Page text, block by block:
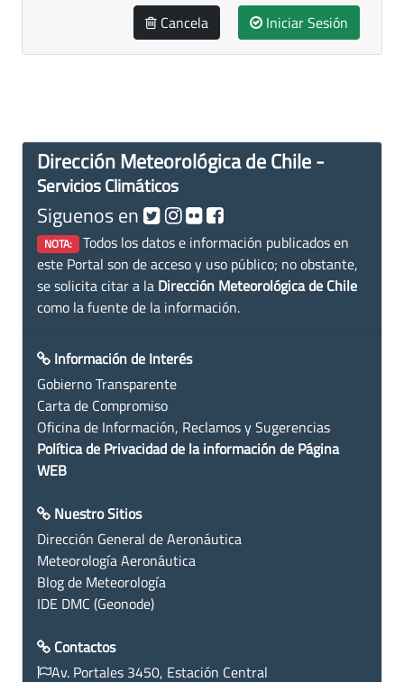
Cancela Iniciar Sesión
Dirección Meteorológica de Chile -
Servicios Climáticos
Siguenos en
NOTA: Todos los datos e información publicados en
este Portal son de acceso y uso público; no obstante,
se solicita citar a la Dirección Meteorológica de Chile
como la fuente de la información.
Información de Interés
Gobierno Transparente
Carta de Compromiso
Oficina de Información, Reclamos y Sugerencias
Política de Privacidad de la información de Página
WEB
Nuestro Sitios
Dirección General de Aeronáutica
Meteorología Aeronáutica
Blog de Meteorología
IDE DMC (Geonode)
Contactos
Av. Portales 3450, Estación Central